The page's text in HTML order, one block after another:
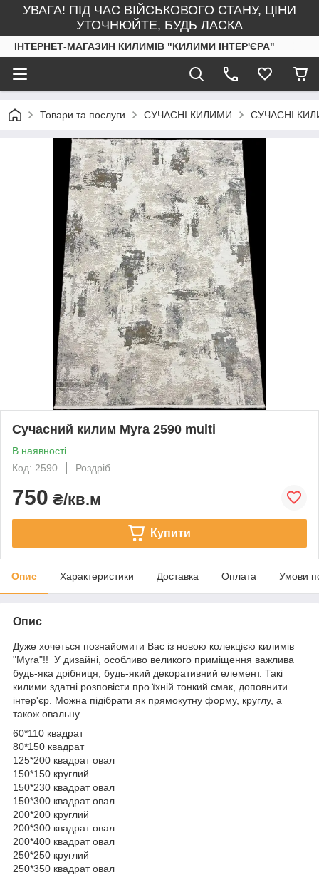
УВАГА! ПІД ЧАС ВІЙСЬКОВОГО СТАНУ, ЦІНИ
УТОЧНЮЙТЕ, БУДЬ ЛАСКА
ІНТЕРНЕТ-МАГАЗИН КИЛИМІВ "КИЛИМИ ІНТЕР'ЄРА"
Товари та послуги СУЧАСНІ КИЛИМИ СУЧАСНІ
Сучасний килим Myra 2590 multi
В наявності
Код: 2590
Роздріб
750 ₴/кв.м
Купити
Опис Характеристики Доставка Оплата Умови
Опис
Дуже хочеться познайомити Вас із новою колекцією килимів
"Myra"!! У дизайні, особливо великого приміщення важлива
будь-яка дрібниця, будь-який декоративний елемент. Такі
килими здатні розповісти про їхній тонкий смак, доповнити
інтер'єр. Можна підібрати як прямокутну форму, круглу, а
також овальну.
60*110 квадрат
80*150 квадрат
125*200 квадрат овал
150*150 круглий
150*230 квадрат овал
150*300 квадрат овал
200*200 круглий
200*300 квадрат овал
200*400 квадрат овал
250*250 круглий
250*350 квадрат овал